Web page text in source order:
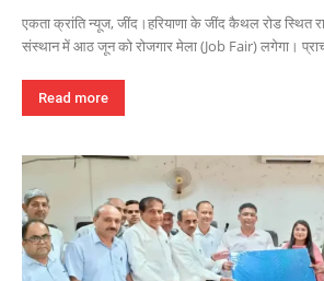
एकता क्रांति न्यूज, जींद।हरियाणा के जींद कैथल रोड स्थित
संस्थान में आठ जून को रोजगार मेला (Job Fair) लगेगा।
Read more